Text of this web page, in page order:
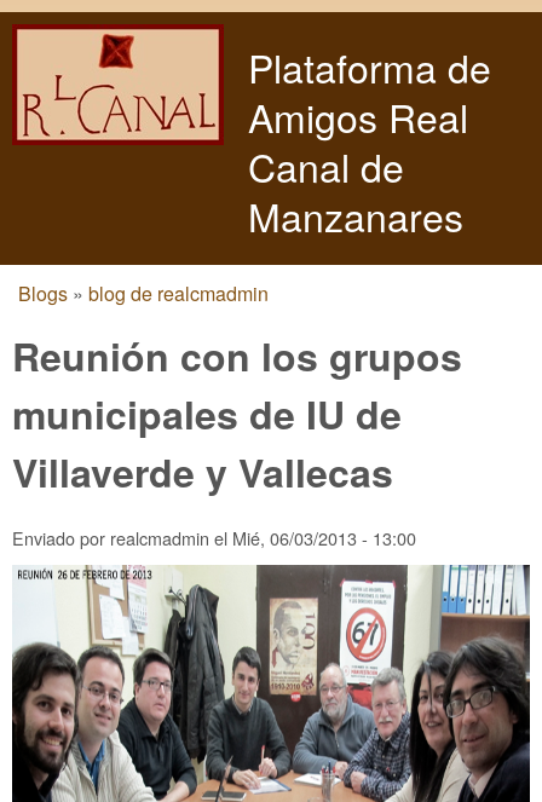
Pasar al contenido principal
Plataforma de
Amigos Real
Canal de
Manzanares
Usted está aquí
Blogs » blog de realcmadmin
Reunión con los grupos
municipales de IU de
Villaverde y Vallecas
Enviado por realcmadmin el Mié, 06/03/2013 - 13:00